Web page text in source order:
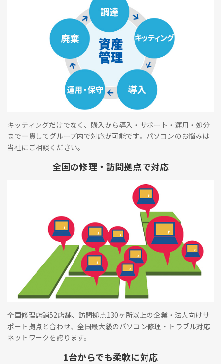
キッティングだけでなく、購入から導入・サポート・運用・処分
まで一貫してグループ内で対応が可能です。パソコンのお悩みは
当社にご相談ください。
全国の修理・訪問拠点で対応
全国修理店舗52店舗、訪問拠点130ヶ所以上の企業・法人向けサ
ポート拠点と合わせ、全国最大級のパソコン修理・トラブル対応
ネットワークを誇ります。
1台からでも柔軟に対応